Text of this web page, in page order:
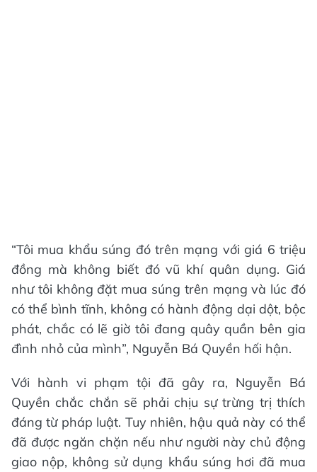
“Tôi mua khẩu súng đó trên mạng với giá 6 triệu
đồng mà không biết đó vũ khí quân dụng. Giá
như tôi không đặt mua súng trên mạng và lúc đó
có thể bình tĩnh, không có hành động dại dột, bộc
phát, chắc có lẽ giờ tôi đang quây quần bên gia
đình nhỏ của mình”, Nguyễn Bá Quyền hối hận.
Với hành vi phạm tội đã gây ra, Nguyễn Bá
Quyền chắc chắn sẽ phải chịu sự trừng trị thích
đáng từ pháp luật. Tuy nhiên, hậu quả này có thể
đã được ngăn chặn nếu như người này chủ động
giao nộp, không sử dụng khẩu súng hơi đã mua